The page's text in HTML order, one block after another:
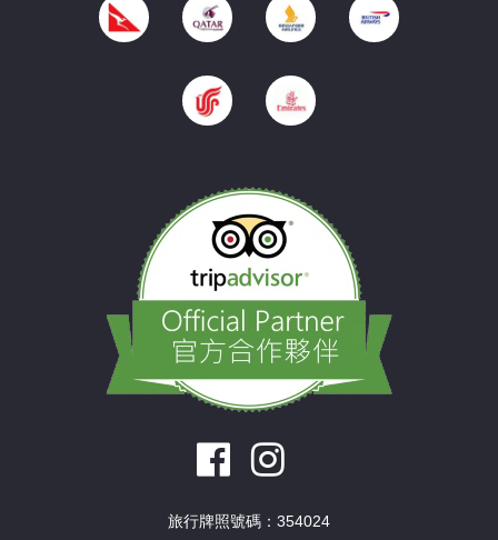
旅行牌照號碼：354024